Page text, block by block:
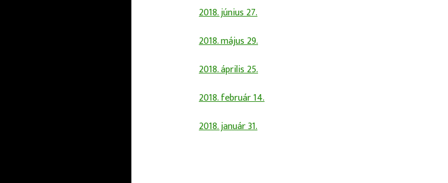
2018. június 27.
2018. május 29.
2018. április 25.
2018. február 14.
2018. január 31.